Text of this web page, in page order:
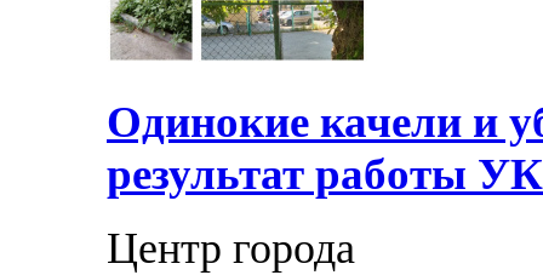
Одинокие качели и
результат работы
Центр города